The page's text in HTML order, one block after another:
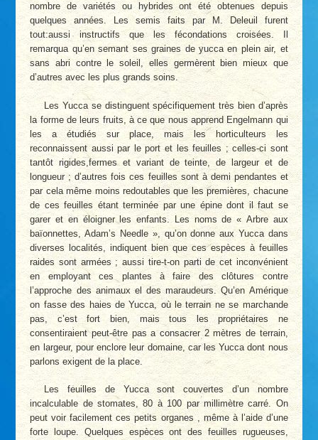
nombre de variétés ou hybrides ont été obtenues depuis
quelques années. Les semis faits par M. Deleuil furent
tout:aussi instructifs que les fécondations croisées. Il
remarqua qu’en semant ses graines de yucca en plein air, et
sans abri contre le soleil, elles germèrent bien mieux que
d’autres avec les plus grands soins.
Les Yucca se distinguent spécifiquement très bien d’après
la forme de leurs fruits, à ce que nous apprend Engelmann qui
les a étudiés sur place, mais les horticulteurs les
reconnaissent aussi par le port et les feuilles ; celles-ci sont
tantôt rigides,fermes et variant de teinte, de largeur et de
longueur ; d’autres fois ces feuilles sont à demi pendantes et
par cela même moins redoutables que les premières, chacune
de ces feuilles étant terminée par une épine dont il faut se
garer et en éloigner les enfants. Les noms de « Arbre aux
baïonnettes, Adam’s Needle », qu’on donne aux Yucca dans
diverses localités, indiquent bien que ces espèces à feuilles
raides sont armées ; aussi tire-t-on parti de cet inconvénient
en employant ces plantes à faire des clôtures contre
l’approche des animaux el des maraudeurs. Qu’en Amérique
on fasse des haies de Yucca, où le terrain ne se marchande
pas, c’est fort bien, mais tous les propriétaires ne
consentiraient peut-être pas a consacrer 2 mètres de terrain,
en largeur, pour enclore leur domaine, car les Yucca dont nous
parlons exigent de la place.
Les feuilles de Yucca sont couvertes d’un nombre
incalculable de stomates, 80 à 100 par millimètre carré. On
peut voir facilement ces petits organes , même à l’aide d’une
forte loupe. Quelques espèces ont des feuilles rugueuses,